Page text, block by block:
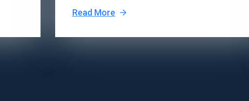
Read More